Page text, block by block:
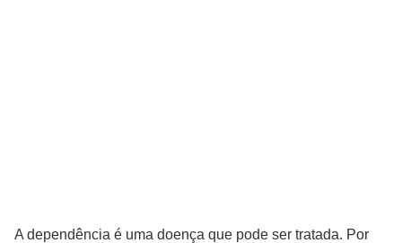
A dependência é uma doença que pode ser tratada. Por